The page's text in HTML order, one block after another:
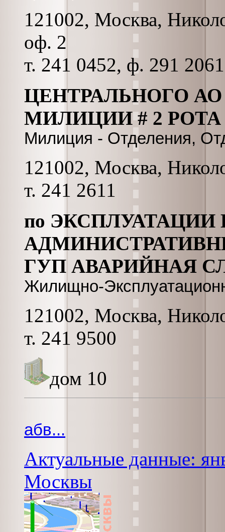
121002, Москва,
оф. 2
т. 241 0452, ф. 291 2061
ЦЕНТРАЛЬНОГО
МИЛИЦИИ # 2 РОТА
Милиция - Отделения,
121002, Москва,
т. 241 2611
по
ГУП АВАРИЙНАЯ
Жилищно-
121002, Москва,
т. 241 9500
дом 10
абв...
Актуальные данные:
Москвы